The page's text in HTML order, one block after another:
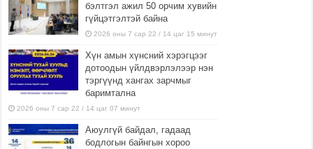
бэлтгэл ажил 50 орчим хувийн
гүйцэтгэлтэй байна
2026 оны 7 сар 22 / 14 цаг 15 минут
Хүн амын хүнсний хэрэгцээг
дотоодын үйлдвэрлэлээр нэн
тэргүүнд хангах зарчмыг
баримтална
2026 оны 7 сар 22 / 14 цаг 07 минут
Аюулгүй байдал, гадаад
бодлогын байнгын хороо